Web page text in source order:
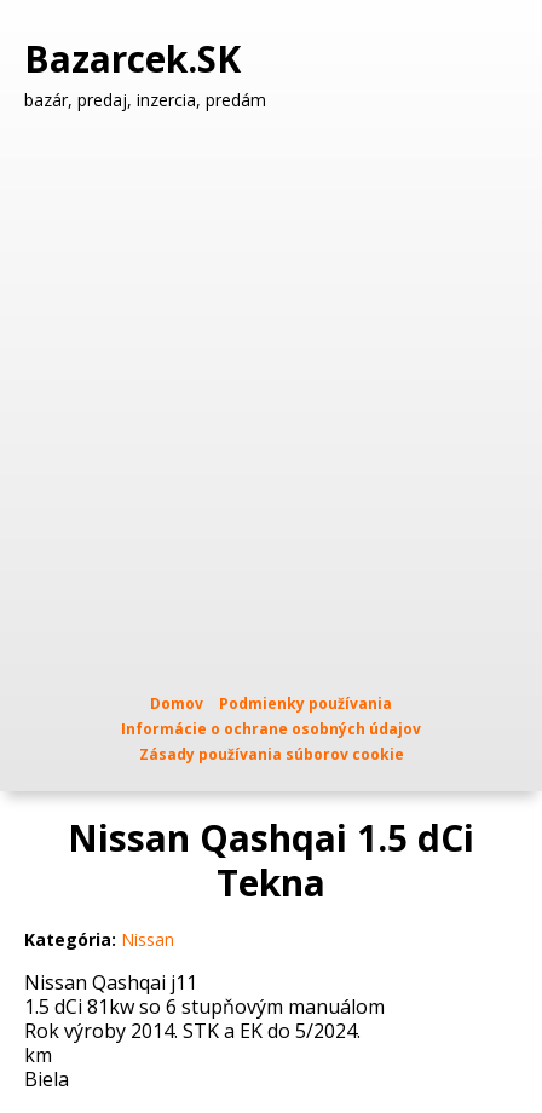
Bazarcek.SK
bazár, predaj, inzercia, predám
Domov
Podmienky používania
Informácie o ochrane osobných údajov
Zásady používania súborov cookie
Nissan Qashqai 1.5 dCi
Tekna
Kategória: Nissan
Nissan Qashqai j11
1.5 dCi 81kw so 6 stupňovým manuálom
Rok výroby 2014. STK a EK do 5/2024.
km
Biela